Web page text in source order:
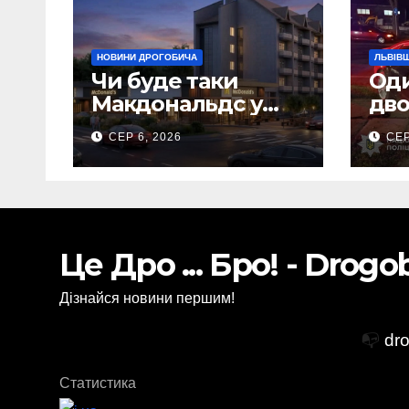
НОВИНИ ДРОГОБИЧА
Чи буде таки
Макдональдс у
Дрогобичі? (Фото)
СЕР 6, 2026
Це Дро ... Бро! -
Дізнайся новини першим!
📭
Статистика